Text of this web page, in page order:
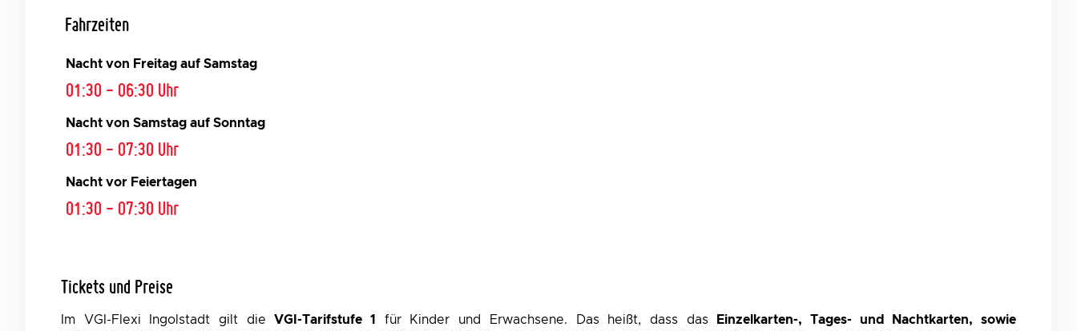
Fahrzeiten
Nacht von Freitag auf Samstag
01:30 - 06:30 Uhr
Nacht von Samstag auf Sonntag
01:30 - 07:30 Uhr
Nacht vor Feiertagen
01:30 - 07:30 Uhr
Tickets und Preise
Im VGI-Flexi Ingolstadt gilt dieVGI-Tarifstufe 1 für Kinder und Erwachsene. Das heißt, dass das
Einzelkarten-, Tages- und Nachtkarten, sowie